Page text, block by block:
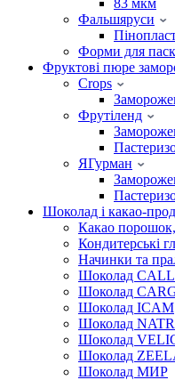
Фальшяруси
Форми для
Фруктові пюре
Crops
Фрутіленд
ЯГурман
Шоколад і какао-
Какао
Кондитерські
Начинки та
Шоколад
Шоколад
Шоколад ICAM
Шоколад
Шоколад
Шоколад
Шоколад МИР